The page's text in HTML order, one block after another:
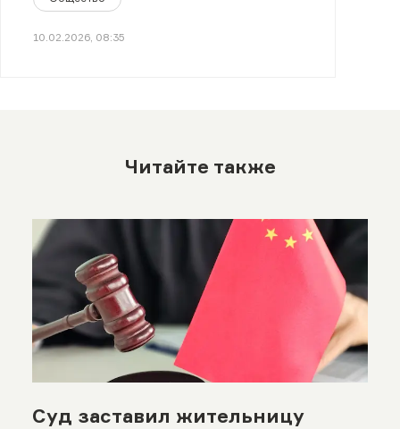
10.02.2026, 08:35
Читайте также
Суд заставил жительницу